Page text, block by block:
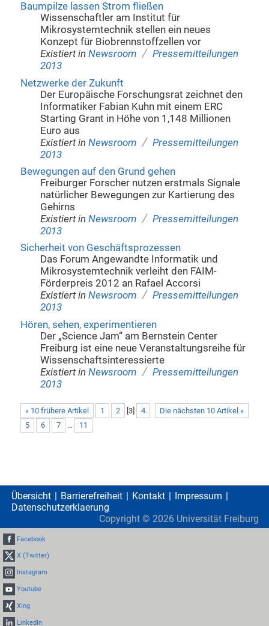
Baumpilze lassen Strom fließen
Wissenschaftler am Institut für
Mikrosystemtechnik stellen ein neues
Konzept für Biobrennstoffzellen vor
Existiert in Newsroom / Pressemitteilungen
2013
Netzwerke der Zukunft
Der Europäische Forschungsrat zeichnet den
Informatiker Fabian Kuhn mit einem ERC
Starting Grant in Höhe von 1,148 Millionen
Euro aus
Existiert in Newsroom / Pressemitteilungen
2013
Bewegungen auf den Grund gehen
Freiburger Forscher nutzen erstmals Signale
natürlicher Bewegungen zur Kartierung des
Gehirns
Existiert in Newsroom / Pressemitteilungen
2013
Sicherheit von Geschäftsprozessen
Das Forum Angewandte Informatik und
Mikrosystemtechnik verleiht den FAIM-
Förderpreis 2012 an Rafael Accorsi
Existiert in Newsroom / Pressemitteilungen
2013
Hören, sehen, experimentieren
Der „Science Jam“ am Bernstein Center
Freiburg ist eine neue Veranstaltungsreihe für
Wissenschaftsinteressierte
Existiert in Newsroom / Pressemitteilungen
2013
« 10 frühere Artikel Die nächsten 10 Artikel »
1 2 3]
4
5
6 7 ... 11
Übersicht Barrierefreiheit Kontakt
Impressum
Datenschutzerklaerung
Copyright © 2026 Universität Freiburg
Facebook
X (Twitter)
Instagram
Youtube
Xing
LinkedIn